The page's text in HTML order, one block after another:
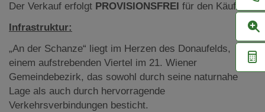
Der Verkauf erfolgt PROVISIONSFREI für den Käufer.
Infrastruktur:
„An der Schanze“ liegt im Herzen des Donaufelds,
einem aufstrebenden Viertel im 21. Wiener
Gemeindebezirk, das sowohl durch seine naturnahe
Lage als auch durch hervorragende
Verkehrsverbindungen besticht.